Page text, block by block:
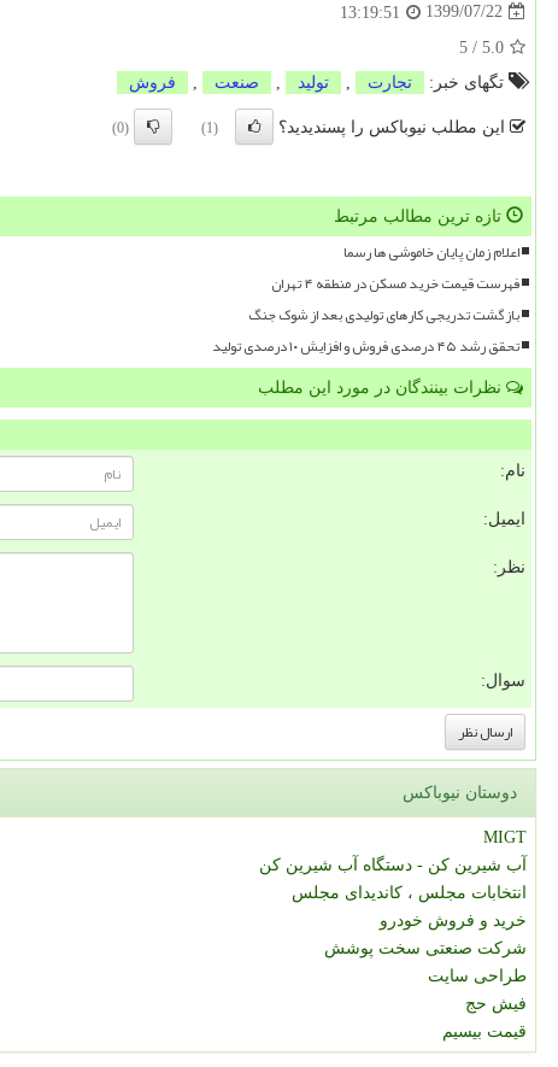
1399/07/22
13:19:51
5.0
/
5
تگهای خبر:
تجارت , تولید , صنعت , فروش
این مطلب نیوباکس را پسندیدید؟ (1)
(0)
تازه ترین مطالب مرتبط
اعلام زمان پایان خاموشی ها رسما
فهرست قیمت خرید مسکن در منطقه ۴ تهران
بازگشت تدریجی کارهای تولیدی بعد از شوک جنگ
تحقق رشد ۴۵ درصدی فروش و افزایش ۱۰ درصدی تولید
نظرات بینندگان در مورد این مطلب
نام:
ایمیل:
نظر:
سوال:
دوستان نیوباکس
MIGT
آب شیرین کن - دستگاه آب شیرین کن
انتخابات مجلس ، کاندیدای مجلس
خرید و فروش خودرو
شرکت صنعتی سخت پوشش
طراحی سایت
فیش حج
قیمت بیسیم